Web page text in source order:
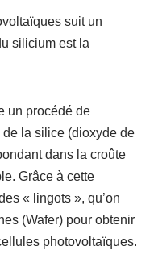
suit un
silicium est la
un procédé de
de la silice (dioxyde de
dans la croûte
Grâce à cette
« lingots », qu’on
(Wafer) pour obtenir
photovoltaïques.